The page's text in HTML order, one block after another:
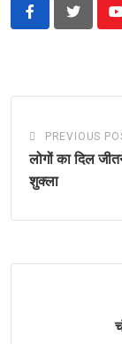
PREVIOUS
लोगों का दिल
शुक्ला